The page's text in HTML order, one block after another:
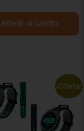
Añadir al carrito
¡Oferta!